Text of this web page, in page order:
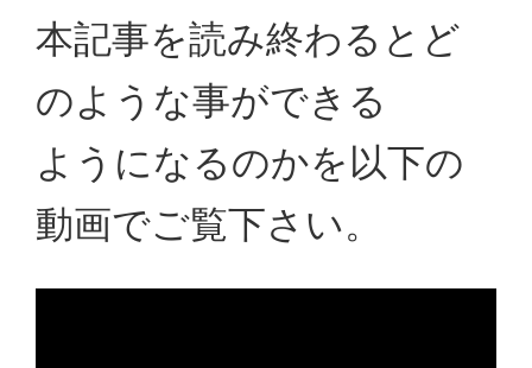
本記事を読み終わるとど
のような事ができる
ようになるのかを以下の
動画でご覧下さい。